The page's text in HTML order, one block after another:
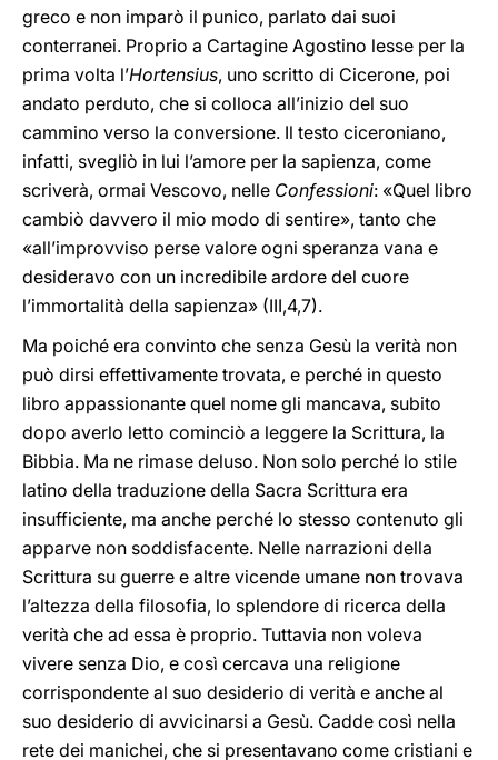
greco e non imparò il punico, parlato dai suoi
conterranei. Proprio a Cartagine Agostino lesse per la
prima volta l’Hortensius, uno scritto di Cicerone, poi
andato perduto, che si colloca all’inizio del suo
cammino verso la conversione. Il testo ciceroniano,
infatti, svegliò in lui l’amore per la sapienza, come
scriverà, ormai Vescovo, nelle Confessioni: «Quel libro
cambiò davvero il mio modo di sentire», tanto che
«all’improvviso perse valore ogni speranza vana e
desideravo con un incredibile ardore del cuore
l’immortalità della sapienza» (III,4,7).
Ma poiché era convinto che senza Gesù la verità non
può dirsi effettivamente trovata, e perché in questo
libro appassionante quel nome gli mancava, subito
dopo averlo letto cominciò a leggere la Scrittura, la
Bibbia. Ma ne rimase deluso. Non solo perché lo stile
latino della traduzione della Sacra Scrittura era
insufficiente, ma anche perché lo stesso contenuto gli
apparve non soddisfacente. Nelle narrazioni della
Scrittura su guerre e altre vicende umane non trovava
l’altezza della filosofia, lo splendore di ricerca della
verità che ad essa è proprio. Tuttavia non voleva
vivere senza Dio, e così cercava una religione
corrispondente al suo desiderio di verità e anche al
suo desiderio di avvicinarsi a Gesù. Cadde così nella
rete dei manichei, che si presentavano come cristiani e